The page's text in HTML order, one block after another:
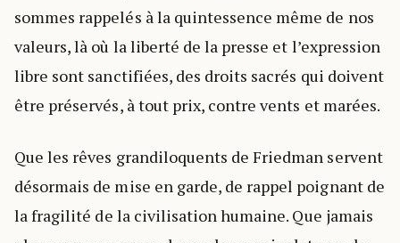
sommes rappelés à la quintessence même de nos
valeurs, là où la liberté de la presse et l’expression
libre sont sanctifiées, des droits sacrés qui doivent
être préservés, à tout prix, contre vents et marées.
Que les rêves grandiloquents de Friedman servent
désormais de mise en garde, de rappel poignant de
la fragilité de la civilisation humaine. Que jamais